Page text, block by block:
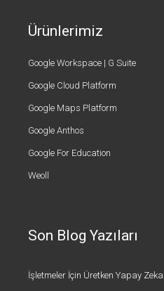
Ürünlerimiz
Google Workspace | G Suite
Google Cloud Platform
Google Maps Platform
Google Anthos
Google For Education
Weoll
Son Blog Yazıları
İşletmeler İçin Üretken Yapay